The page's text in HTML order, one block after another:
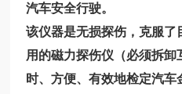
汽车安全行驶。
该仪器是无损探伤，克服
用的磁力探伤仪（必须拆卸
时、方便、有效地检定汽